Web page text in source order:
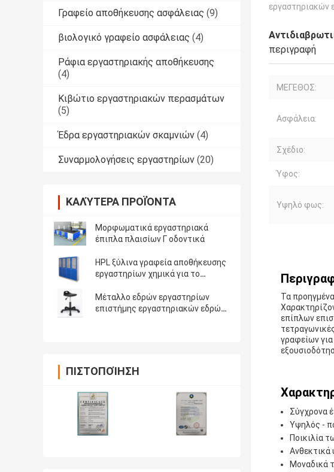
Γραφείο αποθήκευσης ασφάλειας (9)
βιολογικό γραφείο ασφάλειας (4)
Ράφια εργαστηριακής αποθήκευσης
(4)
Κιβώτιο εργαστηριακών περασμάτων
(5)
Έδρα εργαστηριακών σκαμνιών (4)
Συναρμολογήσεις εργαστηρίων (20)
ΚΑΛΎΤΕΡΑ ΠΡΟΪΌΝΤΑ
Μορφωματικά εργαστηριακά
έπιπλα πλαισίων Γ οδοντικά
HPL ξύλινα γραφεία αποθήκευσης
εργαστηρίων χημικά για το
Μέταλλο εδρών εργαστηρίων
επιστήμης εργαστηριακών εδρών
ΠΙΣΤΟΠΟΊΗΣΗ
εργαστηριακών
περιγραφή
ΜΕΓΕΘΟΣ:
Ασφάλεια:
Σχέδιο:
Ύφος:
Υψηλό φως:
Τα
επίπλων
γραφείων
Σύγχρονα
Υψηλός -
Ποικιλία
Ανθεκτικά
Μοναδικά